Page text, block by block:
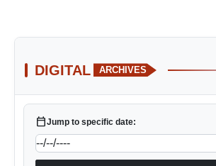
DIGITAL ARCHIVES
calendar_todayJump to specific date: